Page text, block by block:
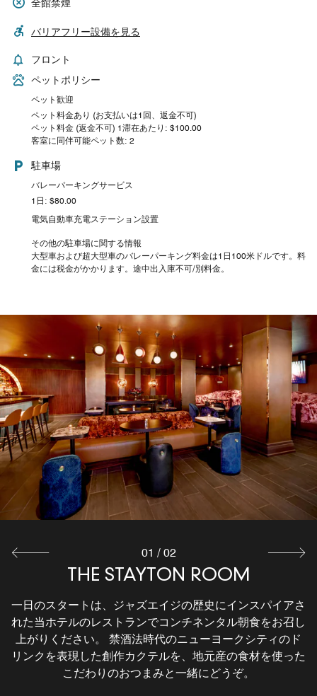
全館禁煙
バリアフリー設備を見る
フロント
ペットポリシー
ペット歓迎
ペット料金あり (お支払いは1回、返金不可)
ペット料金 (返金不可) 1滞在あたり: $100.00
客室に同伴可能ペット数: 2
駐車場
バレーパーキングサービス
1日: $80.00
電気自動車充電ステーション設置
その他の駐車場に関する情報
大型車および超大型車のバレーパーキング料金は1日100米ドルです。料
金には税金がかかります。途中出入庫不可/別料金。
THE STAYTON ROOM
一日のスタートは、ジャズエイジの歴史にインスパイアさ
れた当ホテルのレストランでコンチネンタル朝食をお召し
上がりください。 禁酒法時代のニューヨークシティのド
リンクを表現した創作カクテルを、地元産の食材を使った
こだわりのおつまみと一緒にどうぞ。
STARBUCKS®
ホテル内のコーヒーショップで、ニューヨークシティでの
朝のひとときに美味しいお料理をプラスしませんか。 ス
ターバックスのコーヒー、紅茶、サンドイッチ、焼きたて
のペストリーをご用意。マンハッタン ミッドタウンイー
ストでの一日の始まりにぴったりです。
詳細を見る
01 / 02